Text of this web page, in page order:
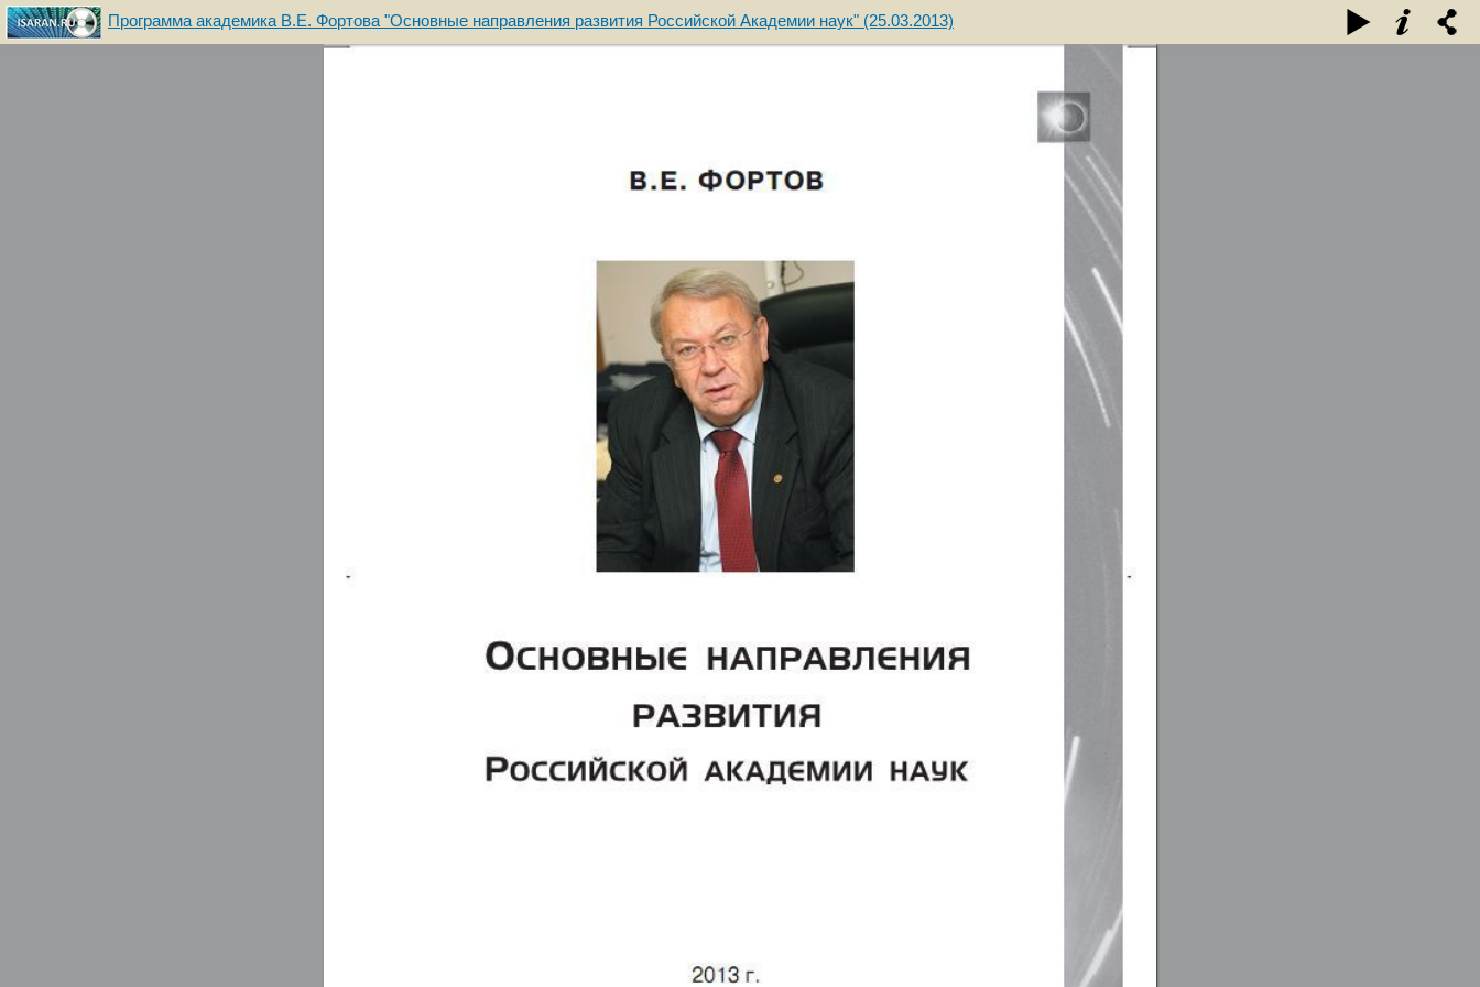
Программа академика В.Е. Фортова "Основные направления развития Российской Академии наук" (25.03.2013)